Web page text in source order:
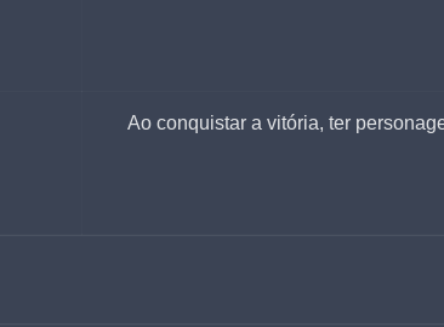
Ao conquistar a vitória, ter